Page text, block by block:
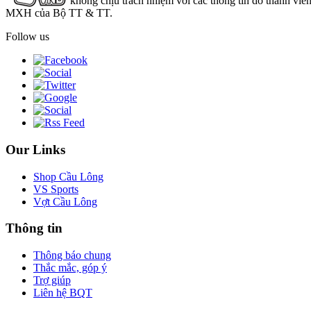
MXH của Bộ TT & TT.
Follow us
Our Links
Shop Cầu Lông
VS Sports
Vợt Cầu Lông
Thông tin
Thông báo chung
Thắc mắc, góp ý
Trợ giúp
Liên hệ BQT